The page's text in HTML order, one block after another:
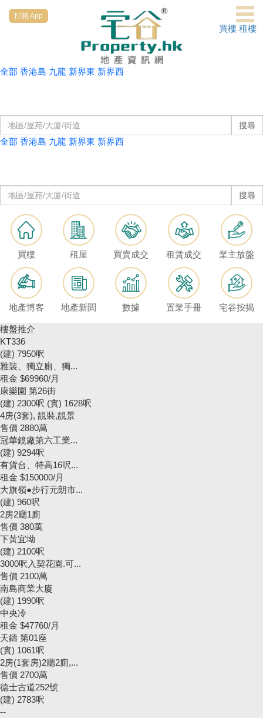
代
理
頁
成
交
放
盤
宅
谷
按
揭
地
產
博
客
地
產
新
聞
數
據
公
佈
置
業
手
冊
關
於
我
們
打開 App
買樓 租樓
全部 香港島 九龍 新界東 新界西
搜尋
全部 香港島 九龍 新界東 新界西
搜尋
買樓 租屋 買賣成交 租賃成交 業主放盤
地產博客 地產新聞 數據 置業手冊 宅谷按揭
樓盤推介
KT336
(建) 7950呎
雅裝、獨立廁、獨...
租金 $69960/月
康樂園 第26街
(建) 2300呎 (實) 1628呎
4房(3套), 靚裝,靚景
售價 2880萬
冠華鏡廠第六工業...
(建) 9294呎
有貨台、特高16呎...
租金 $150000/月
大旗嶺●步行元朗市...
(建) 960呎
2房2廳1廁
售價 380萬
下黃宜坳
(建) 2100呎
3000呎入契花園.可...
售價 2100萬
南島商業大廈
(建) 1990呎
中央冷
租金 $47760/月
天鑄 第01座
(實) 1061呎
2房(1套房)2廳2廁,...
售價 2700萬
德士古道252號
(建) 2783呎
--